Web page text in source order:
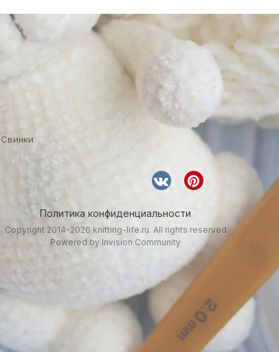
Свинки
Политика конфиденциальности
Copyright 2014-2026 knitting-life.ru. All rights reserved
Powered by Invision Community